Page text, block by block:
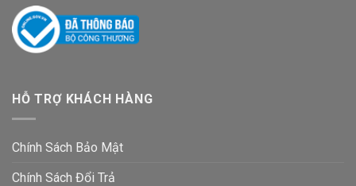
HỖ TRỢ KHÁCH HÀNG
Chính Sách Bảo Mật
Chính Sách Đổi Trả